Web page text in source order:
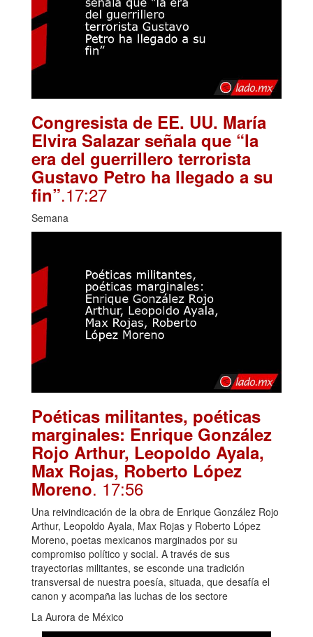
Congresista de EE. UU. María
Elvira Salazar señala que “la
era del guerrillero terrorista
Gustavo Petro ha llegado a su
fin”.17:27
Semana
Poéticas militantes, poéticas
marginales: Enrique González
Rojo Arthur, Leopoldo Ayala,
Max Rojas, Roberto López
Moreno. 17:56
Una reivindicación de la obra de Enrique González Rojo
Arthur, Leopoldo Ayala, Max Rojas y Roberto López
Moreno, poetas mexicanos marginados por su
compromiso político y social. A través de sus
trayectorias militantes, se esconde una tradición
transversal de nuestra poesía, situada, que desafía el
canon y acompaña las luchas de los sectore
La Aurora de México